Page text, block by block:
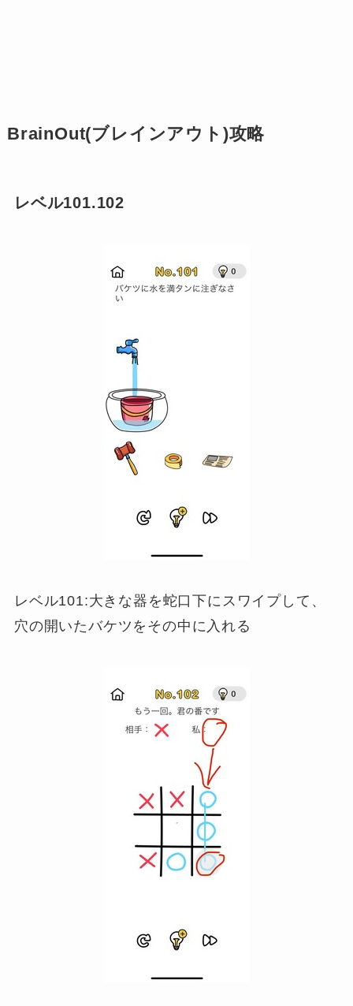
BrainOut(ブレインアウト)攻略
レベル101.102
レベル101:大きな器を蛇口下にスワイプして、
穴の開いたバケツをその中に入れる